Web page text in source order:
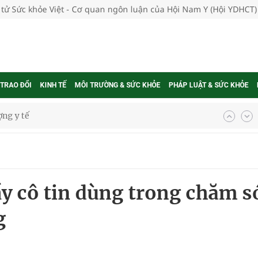
Sức khỏe Việt - Cơ quan ngôn luận của Hội Nam Y (Hội
ĐỔI KINH TẾ MÔI TRƯỜNG & SỨC KHỎE PHÁP LUẬT & SỨC KHỎE
theo cách ít ai ngờ tới
phụ nữ mỗi năm
thuốc
cô tin dùng trong chăm